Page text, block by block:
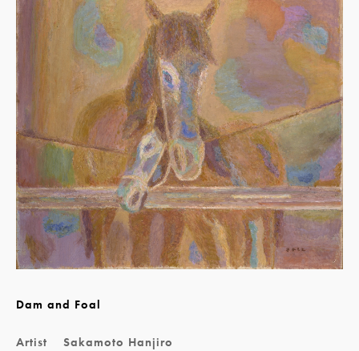
Dam and Foal
Artist
Sakamoto Hanjiro